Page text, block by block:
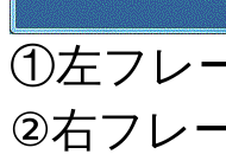
①左フレ
②右フレ